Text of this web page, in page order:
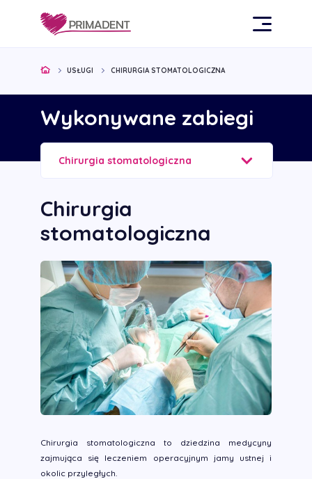
USŁUGI CHIRURGIA STOMATOLOGICZNA
Wykonywane zabiegi
Chirurgia stomatologiczna
Chirurgia
stomatologiczna
Chirurgia stomatologiczna to dziedzina medycyny
zajmująca się leczeniem operacyjnym jamy ustnej i
okolic przyległych.